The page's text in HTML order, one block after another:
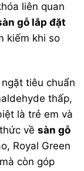
liên quan
gỗ lắp đặt
kiếm khi so
tiêu chuẩn
thấp,
là trẻ em và
về sàn gỗ
Royal Green
còn góp